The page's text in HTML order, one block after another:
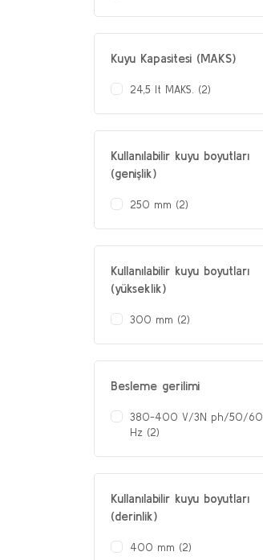
Kuyu Kapasitesi (MAKS)
24,5 lt MAKS. (2)
Kullanılabilir kuyu boyutları
(genişlik)
250 mm (2)
Kullanılabilir kuyu boyutları
(yükseklik)
300 mm (2)
Besleme gerilimi
380-400 V/3N ph/50/60
Hz (2)
Kullanılabilir kuyu boyutları
(derinlik)
400 mm (2)